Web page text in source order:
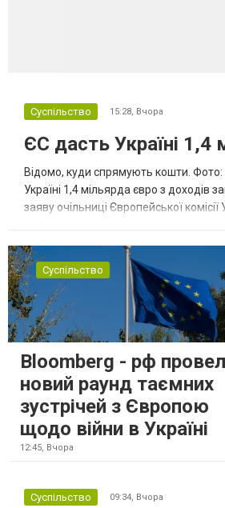
Суспільство 15:28, Вчора
ЄС дасть Україні 1,4
Відомо, куди спрямують кошти.
Україні 1,4 мільярда євро з доходів
заяву очільниці Європейської
Суспільство
Bloomberg - рф
новий раунд таємних
зустрічей з Європою
щодо війни в Україні
12:45, Вчора
Суспільство 09:34, Вчора